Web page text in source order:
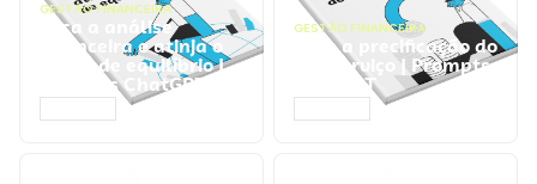
GESTÃO FINANCEIRA
Faça a análise
financeira e atinja o
ponto de equilíbrio |
Prompts ChatGPT
GESTÃO FINANCEIRA
Faça a precificação do
seu serviço | Prompts
ChatGPT